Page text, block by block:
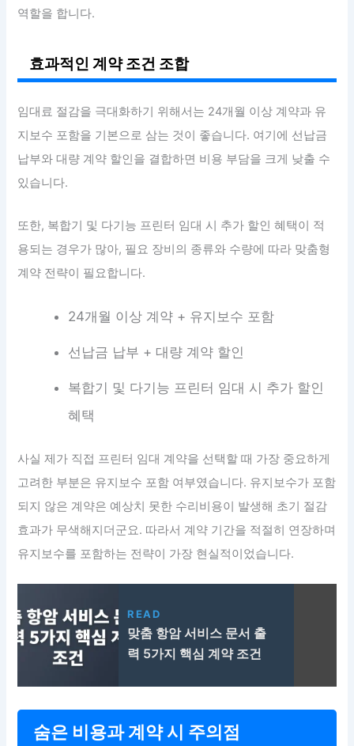
역할을 합니다.
효과적인 계약 조건 조합
임대료 절감을 극대화하기 위해서는 24개월 이상 계약과 유
지보수 포함을 기본으로 삼는 것이 좋습니다. 여기에 선납금
납부와 대량 계약 할인을 결합하면 비용 부담을 크게 낮출 수
있습니다.
또한, 복합기 및 다기능 프린터 임대 시 추가 할인 혜택이 적
용되는 경우가 많아, 필요 장비의 종류와 수량에 따라 맞춤형
계약 전략이 필요합니다.
24개월 이상 계약 + 유지보수 포함
선납금 납부 + 대량 계약 할인
복합기 및 다기능 프린터 임대 시 추가 할인
혜택
사실 제가 직접 프린터 임대 계약을 선택할 때 가장 중요하게
고려한 부분은 유지보수 포함 여부였습니다. 유지보수가 포함
되지 않은 계약은 예상치 못한 수리비용이 발생해 초기 절감
효과가 무색해지더군요. 따라서 계약 기간을 적절히 연장하며
유지보수를 포함하는 전략이 가장 현실적이었습니다.
READ
맞춤 항암 서비스 문서 출
력 5가지 핵심 계약 조건
숨은 비용과 계약 시 주의점